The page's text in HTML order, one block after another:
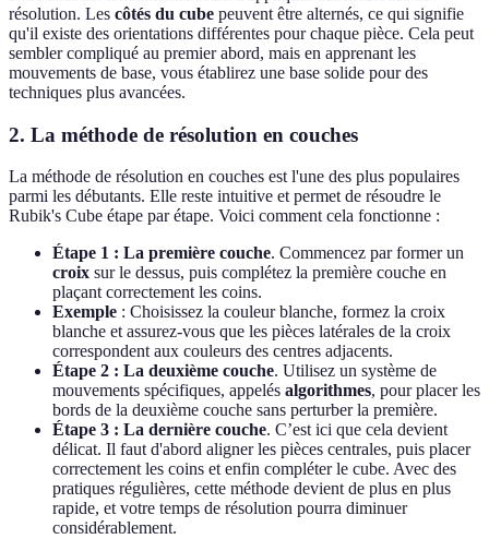
résolution. Les côtés du cube peuvent être alternés, ce qui signifie
qu'il existe des orientations différentes pour chaque pièce. Cela peut
sembler compliqué au premier abord, mais en apprenant les
mouvements de base, vous établirez une base solide pour des
techniques plus avancées.
2. La méthode de résolution en couches
La méthode de résolution en couches est l'une des plus populaires
parmi les débutants. Elle reste intuitive et permet de résoudre le
Rubik's Cube étape par étape. Voici comment cela fonctionne :
Étape 1 : La première couche. Commencez par former un
croix sur le dessus, puis complétez la première couche en
plaçant correctement les coins.
Exemple : Choisissez la couleur blanche, formez la croix
blanche et assurez-vous que les pièces latérales de la croix
correspondent aux couleurs des centres adjacents.
Étape 2 : La deuxième couche. Utilisez un système de
mouvements spécifiques, appelés algorithmes, pour placer les
bords de la deuxième couche sans perturber la première.
Étape 3 : La dernière couche. C’est ici que cela devient
délicat. Il faut d'abord aligner les pièces centrales, puis placer
correctement les coins et enfin compléter le cube. Avec des
pratiques régulières, cette méthode devient de plus en plus
rapide, et votre temps de résolution pourra diminuer
considérablement.